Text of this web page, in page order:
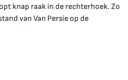
knap raak in de rechterhoek. Zo
van Van Persie op de